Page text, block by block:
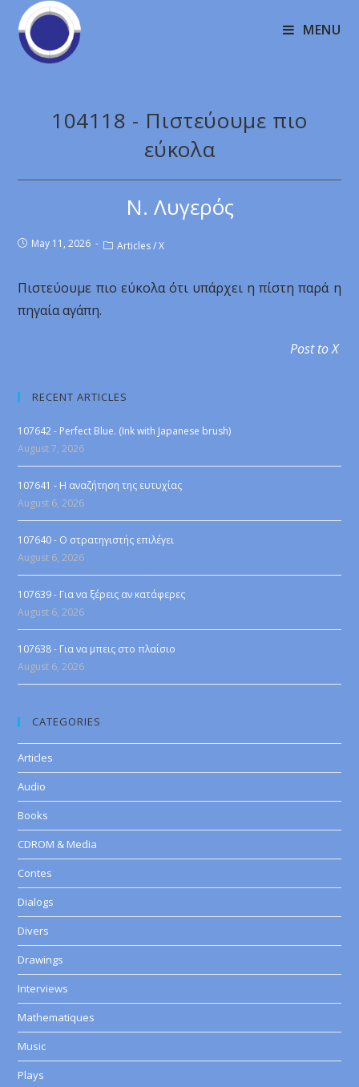
MENU
104118 - Πιστεύουμε πιο
εύκολα
Ν. Λυγερός
May 11, 2026 Articles / X
Πιστεύουμε πιο εύκολα ότι υπάρχει η πίστη παρά η
πηγαία αγάπη.
Post to X
RECENT ARTICLES
107642 - Perfect Blue. (Ink with Japanese brush)
August 7, 2026
107641 - Η αναζήτηση της ευτυχίας
August 6, 2026
107640 - Ο στρατηγιστής επιλέγει
August 6, 2026
107639 - Για να ξέρεις αν κατάφερες
August 6, 2026
107638 - Για να μπεις στο πλαίσιο
August 6, 2026
CATEGORIES
Articles
Audio
Books
CDROM & Media
Contes
Dialogs
Divers
Drawings
Interviews
Mathematiques
Music
Plays